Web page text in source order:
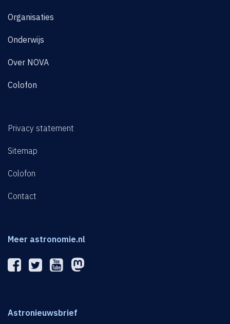
Organisaties
Onderwijs
Over NOVA
Colofon
Privacy statement
Sitemap
Colofon
Contact
Meer astronomie.nl
Astronieuwsbrief